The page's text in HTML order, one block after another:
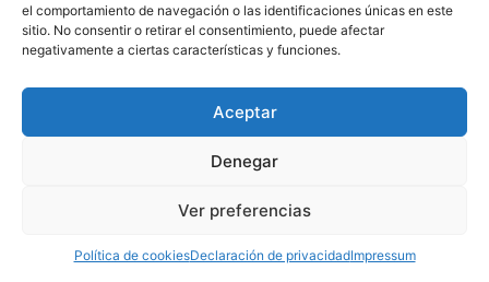
el comportamiento de navegación o las identificaciones únicas en este
sitio. No consentir o retirar el consentimiento, puede afectar
negativamente a ciertas características y funciones.
Aceptar
Denegar
Ver preferencias
Política de cookiesDeclaración de privacidadImpressum
910 607 564
derechos reservados